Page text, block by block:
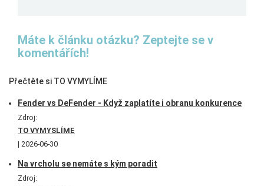
Máte k článku otázku? Zeptejte se v
komentářích!
Přečtěte si TO VYMYLÍME
Fender vs DeFender - Když zaplatíte i obranu konkurence
Zdroj:
TO VYMYSLÍME
2026-06-30
Na vrcholu se nemáte s kým poradit
Zdroj: